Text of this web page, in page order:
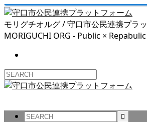
モリグチオルグ / 守口市公民連携プラ
MORIGUCHI ORG - Public ×